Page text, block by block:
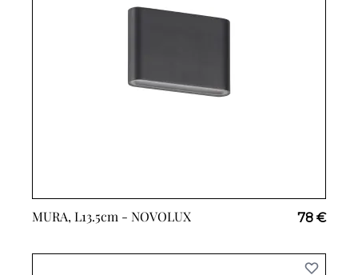
MURA, L13.5cm - NOVOLUX 78 €